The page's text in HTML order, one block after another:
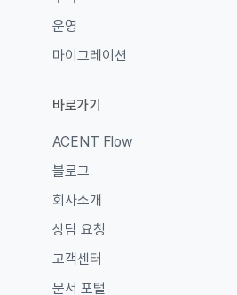
운영
마이그레이션
바로가기
ACENT Flow
블로그
회사소개
상담 요청
고객센터
문서 포털